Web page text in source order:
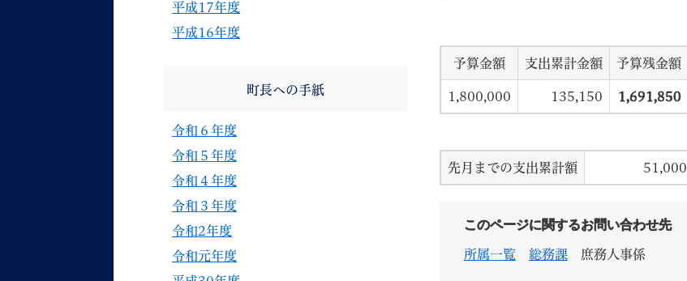
予算金額 支出累計金額 予算残金額
1,800,000 135,150 1,691,850
先月までの支出累計額 51,000
このページに関するお問い合わせ先
所属一覧 総務課 庶務人事係
平成17年度
平成16年度
町長への手紙
令和６年度
令和５年度
令和４年度
令和３年度
令和2年度
令和元年度